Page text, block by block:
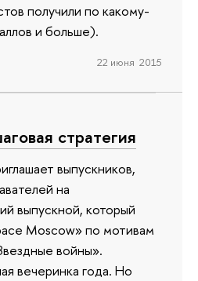
получили по какому-
и больше).
22 июня 2015
стратегия
выпускников,
на
выпускной, который
Moscow» по мотивам
войны».
вечеринка года. Но